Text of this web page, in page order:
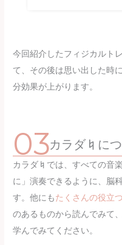
今回紹介したフィジカルト
て、その後は思い出した時
分効果が上がります。
カラダ♮に
カラダ♮では、すべての音
に」演奏できるように、脳
す。他にもたくさんの役立
のあるものから読んでみて、
学んでみてください。